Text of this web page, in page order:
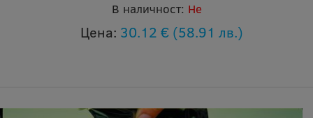
В наличност: Не
Цена: 30.12 € (58.91 лв.)